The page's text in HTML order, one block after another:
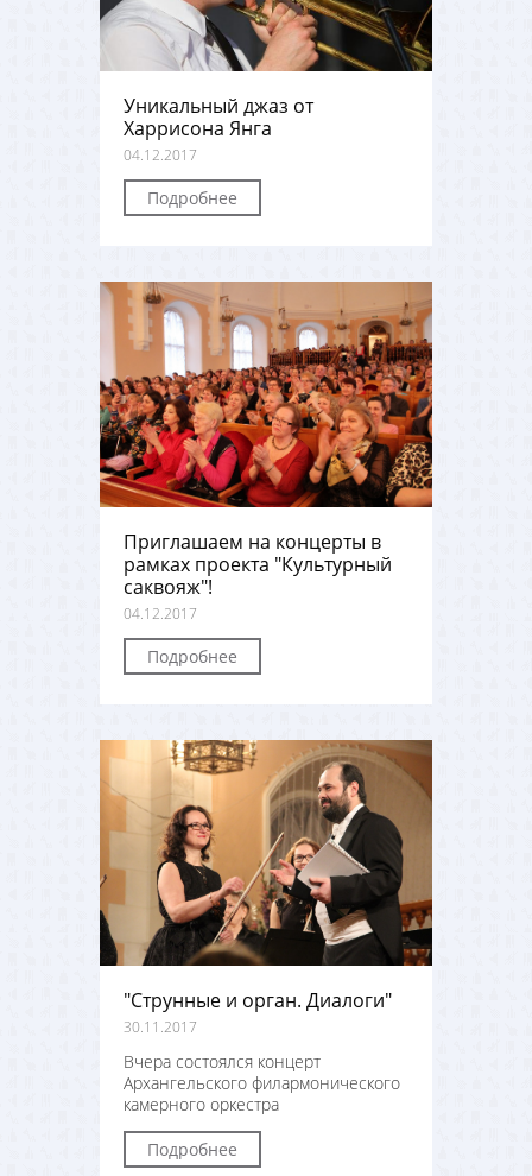
Уникальный джаз от
Харрисона Янга
04.12.2017
Подробнее
Приглашаем на концерты в
рамках проекта "Культурный
саквояж"!
04.12.2017
Подробнее
"Струнные и орган. Диалоги"
30.11.2017
Вчера состоялся концерт
Архангельского филармонического
камерного оркестра
Подробнее